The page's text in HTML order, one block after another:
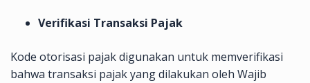
Verifikasi Transaksi Pajak
Kode otorisasi pajak digunakan untuk memverifikasi
bahwa transaksi pajak yang dilakukan oleh Wajib